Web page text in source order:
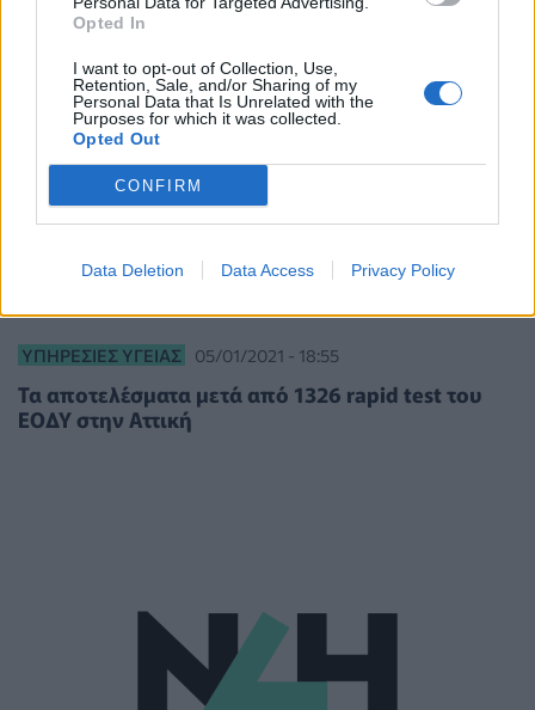
Opted In
I want to opt-out of Collection, Use,
Retention, Sale, and/or Sharing of my
Personal Data that Is Unrelated with the
Purposes for which it was collected.
Opted Out
CONFIRM
Data Deletion Data Access Privacy Policy
ΥΠΗΡΕΣΊΕΣ ΥΓΕΊΑΣ 05/01/2021 - 18:55
Τα αποτελέσματα μετά από 1326 rapid test του
ΕΟΔΥ στην Αττική